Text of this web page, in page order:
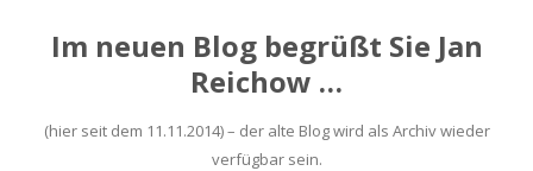
Im neuen Blog begrüßt Sie Jan
Reichow …
(hier seit dem 11.11.2014) – der alte Blog wird als Archiv wieder
verfügbar sein.